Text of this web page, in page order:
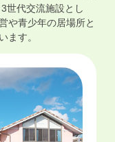
世代交流施設とし
や青少年の居場所と
ます。